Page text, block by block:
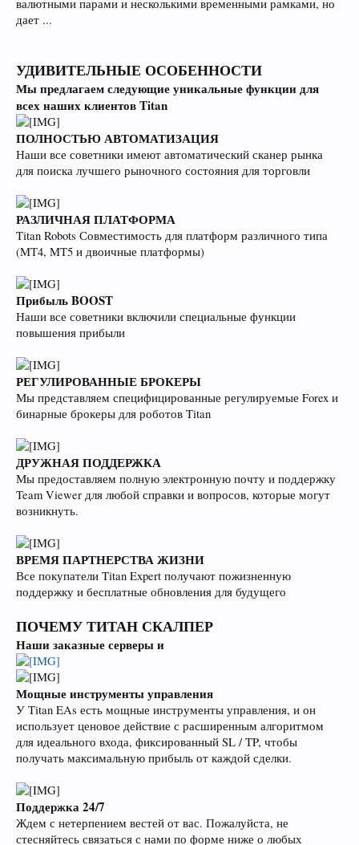
валютными парами и несколькими временными рамками, но
дает ...
УДИВИТЕЛЬНЫЕ ОСОБЕННОСТИ
Мы предлагаем следующие уникальные функции для
всех наших клиентов Titan
ПОЛНОСТЬЮ АВТОМАТИЗАЦИЯ
Наши все советники имеют автоматический сканер рынка
для поиска лучшего рыночного состояния для торговли
РАЗЛИЧНАЯ ПЛАТФОРМА
Titan Robots Совместимость для платформ различного типа
(MT4, MT5 и двоичные платформы)
Прибыль BOOST
Наши все советники включили специальные функции
повышения прибыли
РЕГУЛИРОВАННЫЕ БРОКЕРЫ
Мы представляем специфицированные регулируемые Forex и
бинарные брокеры для роботов Titan
ДРУЖНАЯ ПОДДЕРЖКА
Мы предоставляем полную электронную почту и поддержку
Team Viewer для любой справки и вопросов, которые могут
возникнуть.
ВРЕМЯ ПАРТНЕРСТВА ЖИЗНИ
Все покупатели Titan Expert получают пожизненную
поддержку и бесплатные обновления для будущего
ПОЧЕМУ ТИТАН СКАЛПЕР
Наши заказные серверы и
Мощные инструменты управления
У Titan EAs есть мощные инструменты управления, и он
использует ценовое действие с расширенным алгоритмом
для идеального входа, фиксированный SL / TP, чтобы
получать максимальную прибыль от каждой сделки.
Поддержка 24/7
Ждем с нетерпением вестей от вас. Пожалуйста, не
стесняйтесь связаться с нами по форме ниже о любых